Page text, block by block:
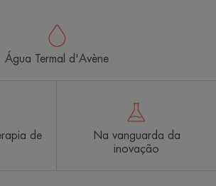
Água Termal d'Avène
de
Na vanguarda da
inovação